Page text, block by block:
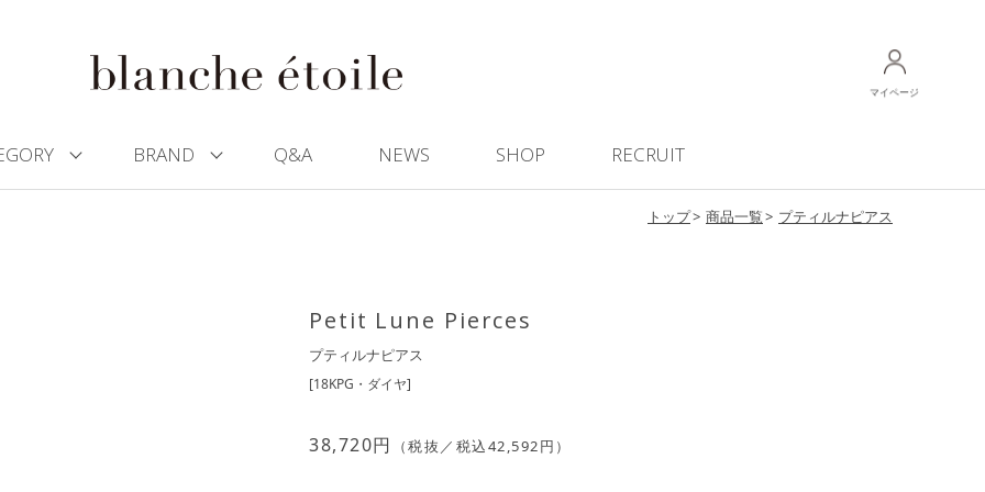
マイページ
BRAND Q&A NEWS SHOP RECRUIT
トップ 商品一覧 プティルナピアス
Petit Lune Pierces
プティルナピアス
[18KPG・ダイヤ]
38,720円 （税抜／税込42,592円）